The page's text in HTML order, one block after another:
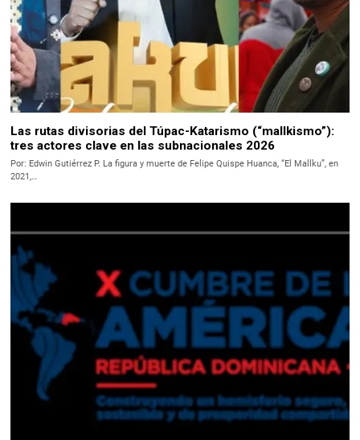
Las rutas divisorias del Túpac-Katarismo (“mallkismo”):
tres actores clave en las subnacionales 2026
Por: Edwin Gutiérrez P. La figura y muerte de Felipe Quispe Huanca, “El Mallku”, en
2021,…